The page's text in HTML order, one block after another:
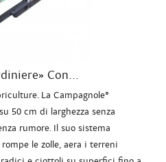
Con...
La Campagnole®
50 cm di larghezza senza
rumore. Il suo sistema
le zolle, aera i terreni